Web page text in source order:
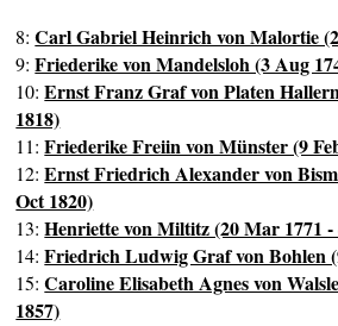
8:Carl Gabriel Heinrich von Malortie
9:Friederike von Mandelsloh (3 Aug
10:Ernst Franz Graf von Platen
1818)
11:Friederike Freiin von Münster (9
12:Ernst Friedrich Alexander von
Oct 1820)
13:Henriette von Miltitz (20 Mar 1771 -
14:Friedrich Ludwig Graf von Bohlen
15:Caroline Elisabeth Agnes von
1857)